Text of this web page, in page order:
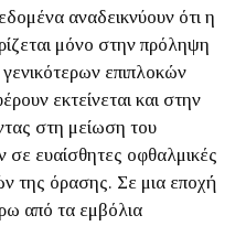
αναδεικνύουν ότι η
μόνο στην πρόληψη
επιπλοκών
εκτείνεται και στην
στη μείωση του
ευαίσθητες οφθαλμικές
της όρασης. Σε μια εποχή
από τα εμβόλια